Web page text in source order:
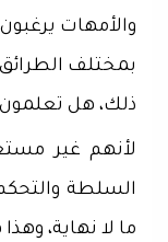
والأمهات
بمختلف
ذلك، هل تعلمون
لأنهم غير
السلطة
ما لا نهاية،